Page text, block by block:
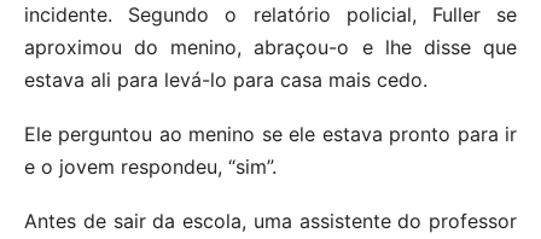
incidente. Segundo o relatório policial, Fuller se
aproximou do menino, abraçou-o e lhe disse que
estava ali para levá-lo para casa mais cedo.
Ele perguntou ao menino se ele estava pronto para ir
e o jovem respondeu, “sim”.
Antes de sair da escola, uma assistente do professor